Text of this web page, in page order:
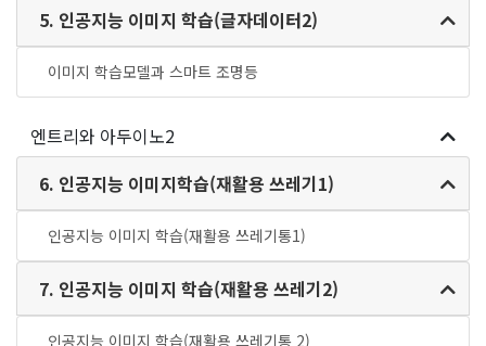
5. 인공지능 이미지 학습(글자데이터2)
이미지 학습모델과 스마트 조명등
엔트리와 아두이노2
6. 인공지능 이미지학습(재활용 쓰레기1)
인공지능 이미지 학습(재활용 쓰레기통1)
7. 인공지능 이미지 학습(재활용 쓰레기2)
인공지능 이미지 학습(재활용 쓰레기통 2)